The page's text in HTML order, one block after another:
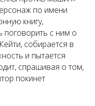
по имени
книгу,
поговорить с ним о
собирается в
и пытается
спрашивая о том,
покинет